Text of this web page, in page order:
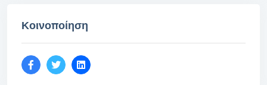
Κοινοποίηση